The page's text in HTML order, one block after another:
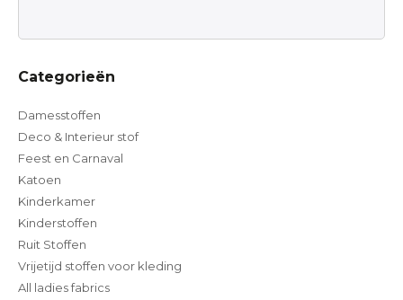
Categorieën
Damesstoffen
Deco & Interieur stof
Feest en Carnaval
Katoen
Kinderkamer
Kinderstoffen
Ruit Stoffen
Vrijetijd stoffen voor kleding
All ladies fabrics